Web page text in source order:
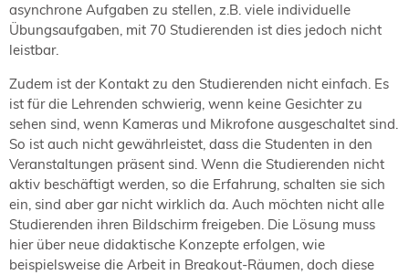
asynchrone Aufgaben zu stellen, z.B. viele individuelle
Übungsaufgaben, mit 70 Studierenden ist dies jedoch nicht
leistbar.
Zudem ist der Kontakt zu den Studierenden nicht einfach. Es
ist für die Lehrenden schwierig, wenn keine Gesichter zu
sehen sind, wenn Kameras und Mikrofone ausgeschaltet sind.
So ist auch nicht gewährleistet, dass die Studenten in den
Veranstaltungen präsent sind. Wenn die Studierenden nicht
aktiv beschäftigt werden, so die Erfahrung, schalten sie sich
ein, sind aber gar nicht wirklich da. Auch möchten nicht alle
Studierenden ihren Bildschirm freigeben. Die Lösung muss
hier über neue didaktische Konzepte erfolgen, wie
beispielsweise die Arbeit in Breakout-Räumen, doch diese